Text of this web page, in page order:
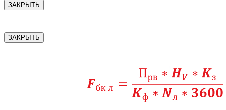
ЗАКРЫТЬ
ЗАКРЫТЬ